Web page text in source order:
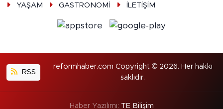
YAŞAM
GASTRONOMİ İLETİŞİM
RSS
reformhaber.com Copyright © 2026. Her hakkı
saklıdır.
Haber Yazılımı: TE Bilişim